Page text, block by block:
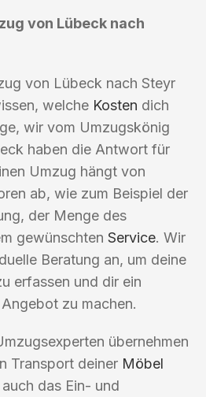
von Lübeck nach
von Lübeck nach Steyr
welche Kosten dich
wir vom Umzugskönig
haben die Antwort für
Umzug hängt von
ab, wie zum Beispiel der
der Menge des
gewünschten Service. Wir
Beratung an, um deine
erfassen und dir ein
zu machen.
übernehmen
Transport deiner Möbel
das Ein- und